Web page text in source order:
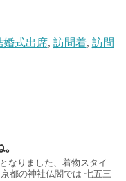
婚式出席, 訪問着, 訪問
なりました、着物スタイ
都の神社仏閣では 七五三